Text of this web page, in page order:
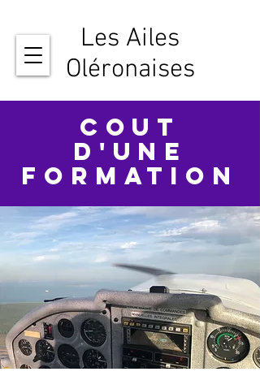
Les Ailes
Oléronaises
cout
d'une
formation